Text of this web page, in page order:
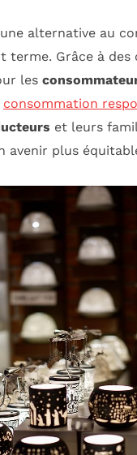
alternative au
terme. Grâce à
les
consommation
et leurs
avenir plus